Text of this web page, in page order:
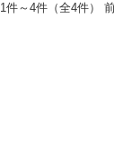
1件～4件（全4